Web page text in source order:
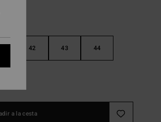
42 43 44
a la cesta